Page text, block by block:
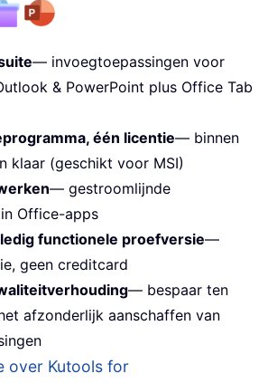
— invoegtoepassingen voor
& PowerPoint plus Office Tab
één licentie— binnen
klaar (geschikt voor MSI)
— gestroomlijnde
Office-apps
functionele proefversie—
geen creditcard
— bespaar ten
afzonderlijk aanschaffen van
over Kutools for